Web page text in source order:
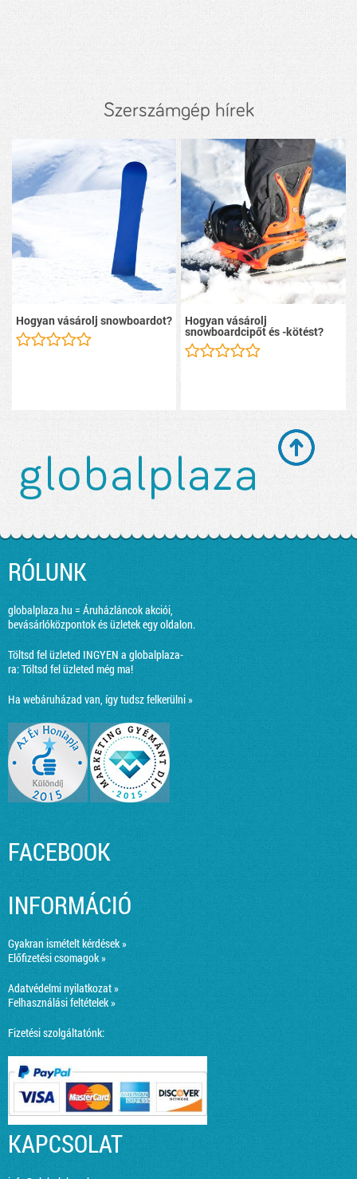
Szerszámgép hírek
Hogyan vásárolj snowboardot? Hogyan vásárolj
snowboardcipőt és -kötést?
RÓLUNK
globalplaza.hu = Áruházláncok akciói,
bevásárlóközpontok és üzletek egy oldalon.
Töltsd fel üzleted INGYEN a globalplaza-
ra:Töltsd fel üzleted még ma!
Ha webáruházad van, így tudsz felkerülni »
FACEBOOK
INFORMÁCIÓ
Gyakran ismételt kérdések »
Előfizetési csomagok »
Adatvédelmi nyilatkozat »
Felhasználási feltételek »
Fizetési szolgáltatónk:
KAPCSOLAT